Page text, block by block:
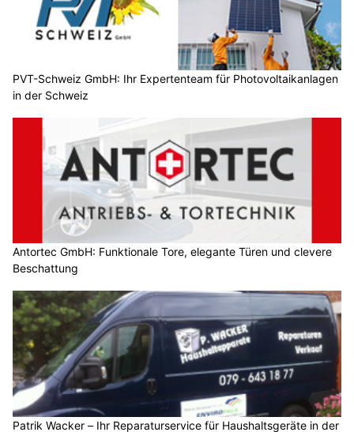
PVT-Schweiz GmbH: Ihr Expertenteam für Photovoltaikanlagen
in der Schweiz
Antortec GmbH: Funktionale Tore, elegante Türen und clevere
Beschattung
Patrik Wacker – Ihr Reparaturservice für Haushaltsgeräte in der